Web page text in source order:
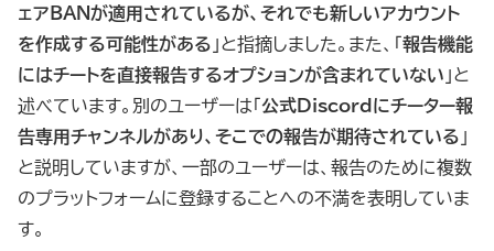
ェアBANが適用されているが、それでも新しいアカウント
を作成する可能性がある 」と指摘しました。また、「 報告機能
にはチートを直接報告するオプションが含まれていない 」と
述べています。別のユーザーは「 公式Discordにチーター報
告専用チャンネルがあり、そこでの報告が期待されている 」
と説明していますが、一部のユーザーは、報告のために複数
のプラットフォームに登録することへの不満を表明していま
す。